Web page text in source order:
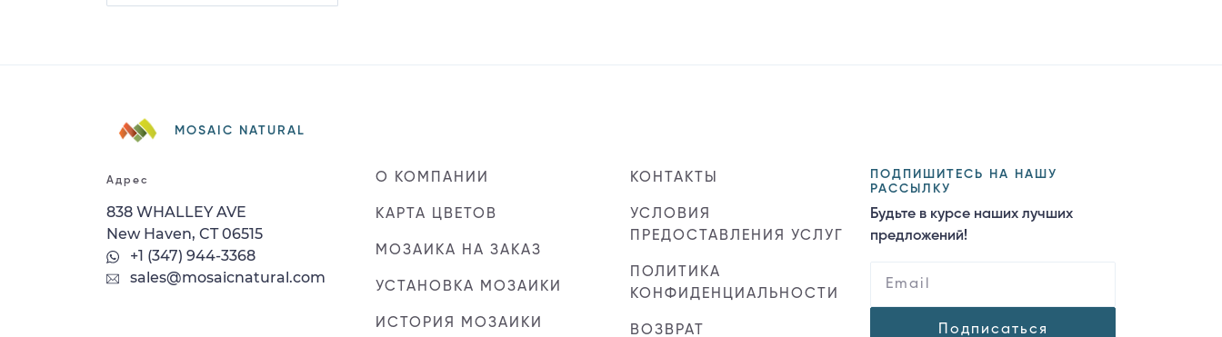
MOSAIC NATURAL
Адрес
838 WHALLEY AVE
New Haven, CT 06515
+1 (347) 944-3368
sales@mosaicnatural.com
О КОМПАНИИ
КАРТА ЦВЕТОВ
МОЗАИКА НА ЗАКАЗ
УСТАНОВКА МОЗАИКИ
ИСТОРИЯ МОЗАИКИ
КОНТАКТЫ
УСЛОВИЯ
ПРЕДОСТАВЛЕНИЯ УСЛУГ
ПОЛИТИКА
КОНФИДЕНЦИАЛЬНОСТИ
ВОЗВРАТ
ПОДПИШИТЕСЬ НА НАШУ
РАССЫЛКУ
Будьте в курсе наших лучших
предложений!
Подписаться